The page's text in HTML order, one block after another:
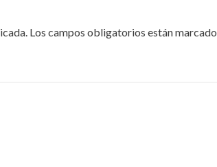
Los campos obligatorios están